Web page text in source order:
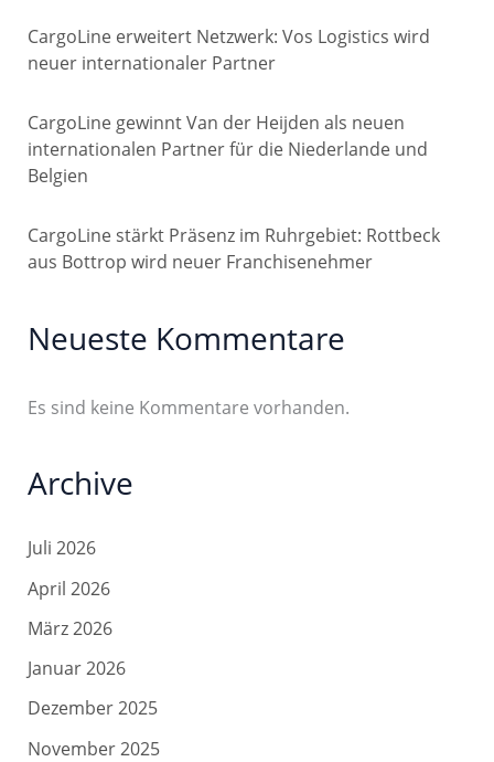
CargoLine erweitert Netzwerk: Vos Logistics wird
neuer internationaler Partner
CargoLine gewinnt Van der Heijden als neuen
internationalen Partner für die Niederlande und
Belgien
CargoLine stärkt Präsenz im Ruhrgebiet: Rottbeck
aus Bottrop wird neuer Franchisenehmer
Neueste Kommentare
Es sind keine Kommentare vorhanden.
Archive
Juli 2026
April 2026
März 2026
Januar 2026
Dezember 2025
November 2025